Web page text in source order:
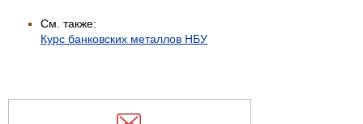
См. также:
Курс банковских металлов НБУ